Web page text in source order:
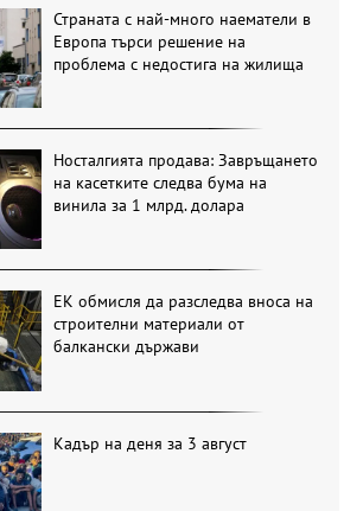
Страната с най-много наематели в
Европа търси решение на
проблема с недостига на жилища
Носталгията продава: Завръщането
на касетките следва бума на
винила за 1 млрд. долара
ЕК обмисля да разследва вноса на
строителни материали от
балкански държави
Кадър на деня за 3 август